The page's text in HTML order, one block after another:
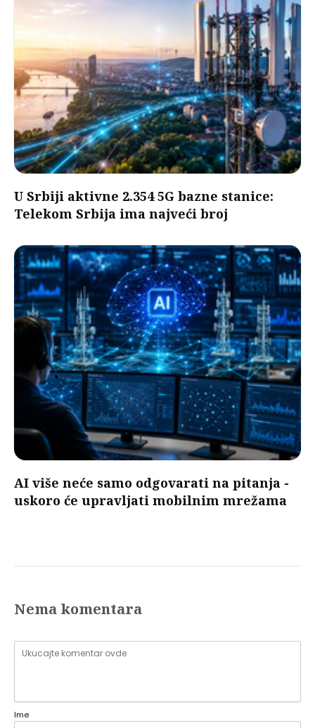
U Srbiji aktivne 2.354 5G bazne stanice:
Telekom Srbija ima najveći broj
AI više neće samo odgovarati na pitanja -
uskoro će upravljati mobilnim mrežama
Nema komentara
Ime